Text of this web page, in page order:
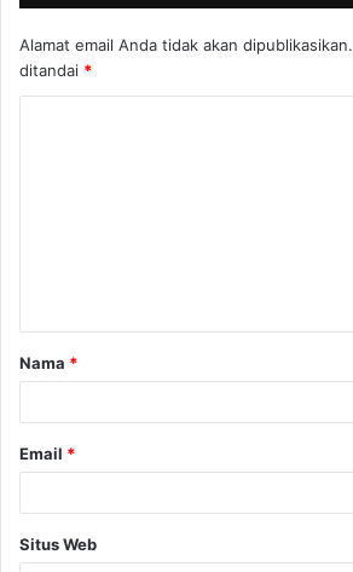
Alamat email Anda tidak akan dipublikasikan.
ditandai *
a
r
Nama *
Email *
Situs Web